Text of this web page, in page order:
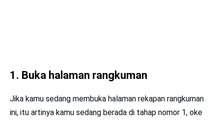
1. Buka halaman rangkuman
Jika kamu sedang membuka halaman rekapan rangkuman
ini, itu artinya kamu sedang berada di tahap nomor 1, oke